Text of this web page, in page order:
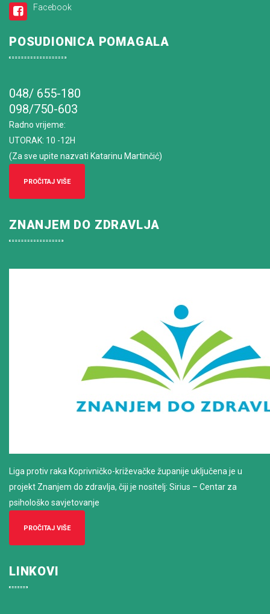
Facebook
POSUDIONICA POMAGALA
048/ 655-180
098/750-603
Radno vrijeme:
UTORAK: 10 -12H
(Za sve upite nazvati Katarinu Martinčić)
PROČITAJ VIŠE
ZNANJEM DO ZDRAVLJA
Liga protiv raka Koprivničko-križevačke županije uključena je u
projekt Znanjem do zdravlja, čiji je nositelj: Sirius – Centar za
psihološko savjetovanje
PROČITAJ VIŠE
LINKOVI